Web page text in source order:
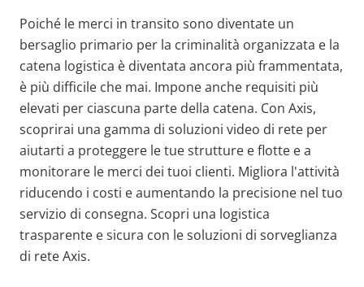
Poiché le merci in transito sono diventate un
bersaglio primario per la criminalità organizzata e la
catena logistica è diventata ancora più frammentata,
è più difficile che mai. Impone anche requisiti più
elevati per ciascuna parte della catena. Con Axis,
scoprirai una gamma di soluzioni video di rete per
aiutarti a proteggere le tue strutture e flotte e a
monitorare le merci dei tuoi clienti. Migliora l'attività
riducendo i costi e aumentando la precisione nel tuo
servizio di consegna. Scopri una logistica
trasparente e sicura con le soluzioni di sorveglianza
di rete Axis.